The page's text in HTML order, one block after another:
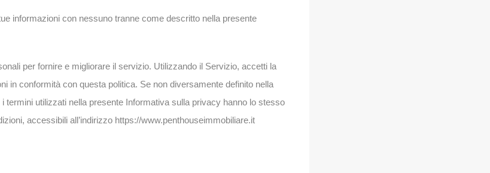
informazioni con nessuno tranne come descritto nella presente
per fornire e migliorare il servizio. Utilizzando il Servizio, accetti la
in conformità con questa politica. Se non diversamente definito nella
termini utilizzati nella presente Informativa sulla privacy hanno lo stesso
accessibili all’indirizzo https://www.penthouseimmobiliare.it